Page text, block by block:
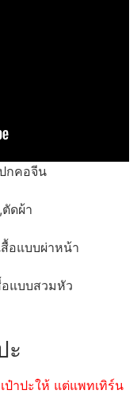
กคอจีน
ดผ้า
สื้อแบบผ่าหน้า
อแบบสวมหัว
ะ
ป๋าปะให้ แต่แพทเทิร์น